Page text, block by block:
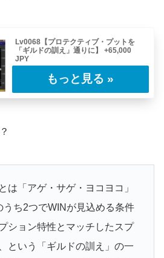
Lv0068【プロテクティブ・プットを
「ギルドの訓え」通りに】 +65,000
JPY
けようとも考えない。機が熟すまでトレードは
は「アゲ・サゲ・ヨコヨコ」
うち2つでWINが見込める条件
ション特性とマッチしたスプ
という「ギルドの訓え」の一